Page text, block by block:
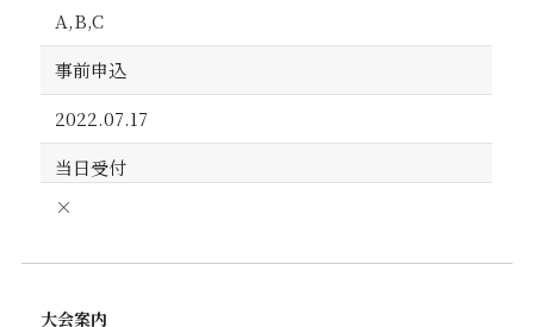
A,B,C
事前申込
2022.07.17
当日受付
×
大会案内